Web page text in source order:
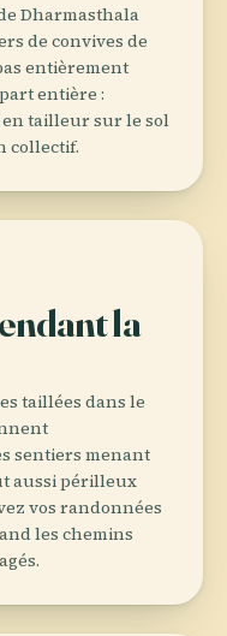
Dharmasthala
de convives de
entièrement
entière :
tailleur sur le sol
collectif.
la
taillées dans le
sentiers menant
aussi périlleux
vos randonnées
les chemins